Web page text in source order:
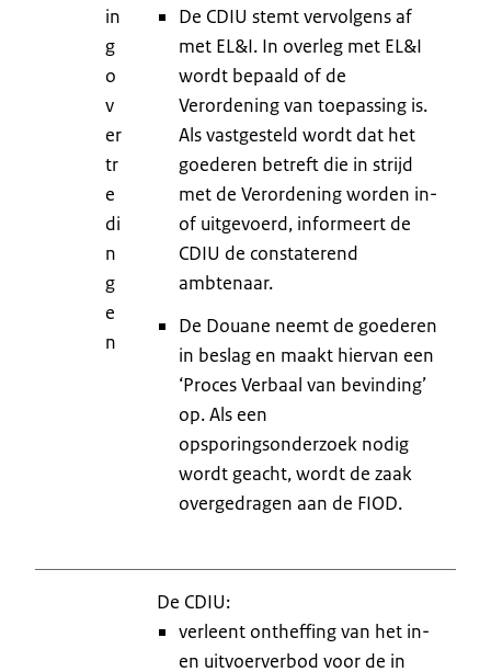
in
g
o
v
er
tr
e
di
n
g
e
n
De CDIU stemt vervolgens af
met EL&I. In overleg met EL&I
wordt bepaald of de
Verordening van toepassing is.
Als vastgesteld wordt dat het
goederen betreft die in strijd
met de Verordening worden in-
of uitgevoerd, informeert de
CDIU de constaterend
ambtenaar.
De Douane neemt de goederen
in beslag en maakt hiervan een
‘Proces Verbaal van bevinding’
op. Als een
opsporingsonderzoek nodig
wordt geacht, wordt de zaak
overgedragen aan de FIOD.
De CDIU:
verleent ontheffing van het in-
en uitvoerverbod voor de in